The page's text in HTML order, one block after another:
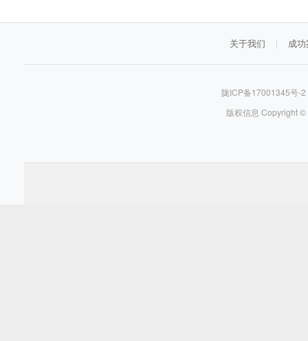
关于我们 | 成
陇ICP备17001345号
版权信息 Copyright